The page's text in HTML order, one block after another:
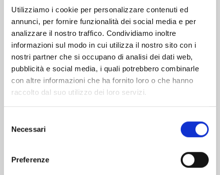
Utilizziamo i cookie per personalizzare contenuti ed
annunci, per fornire funzionalità dei social media e per
analizzare il nostro traffico. Condividiamo inoltre
informazioni sul modo in cui utilizza il nostro sito con i
nostri partner che si occupano di analisi dei dati web,
pubblicità e social media, i quali potrebbero combinarle
con altre informazioni che ha fornito loro o che hanno
raccolto dal suo utilizzo dei loro servizi.
delNecessari
Preferenze
Altri volumi della serie